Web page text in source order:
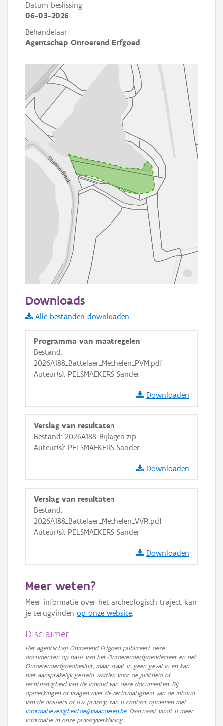
Datum beslissing
06-03-2026
Behandelaar
Agentschap Onroerend Erfgoed
Informatie Vlaanderen
i
+ −
Basis Lagen
Ortho
GRB-Basiskaart in grijswaarden
Downloads
Alle bestanden downloaden
Programma van maatregelen
Bestand:
2026A188_Battelaer_Mechelen_PVM.pdf
Auteur(s): PELSMAEKERS Sander
Downloaden
Verslag van resultaten
Bestand: 2026A188_Bijlagen.zip
Auteur(s): PELSMAEKERS Sander
Downloaden
Verslag van resultaten
Bestand:
2026A188_Battelaer_Mechelen_VVR.pdf
Auteur(s): PELSMAEKERS Sander
Downloaden
Meer weten?
Meer informatie over het archeologisch traject kan
je terugvinden op onze website.
Disclaimer
Het agentschap Onroerend Erfgoed publiceert deze
documenten op basis van het Onroerenderfgoeddecreet en het
Onroerenderfgoedbesluit, maar staat in geen geval in en kan
niet aansprakelijk gesteld worden voor de juistheid of
rechtmatigheid van de inhoud van deze documenten. Bij
opmerkingen of vragen over de rechtmatigheid van de inhoud
van de dossiers of uw privacy, kan u contact opnemen met
informatieveiligheid.oe@vlaanderen.be. Daarnaast vindt u meer
informatie in onze privacyverklaring.